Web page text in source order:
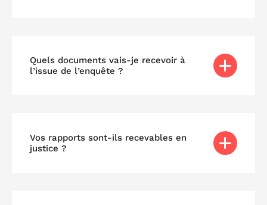
Quels documents vais-je recevoir à
l’issue de l’enquête ?
Vos rapports sont-ils recevables en
justice ?